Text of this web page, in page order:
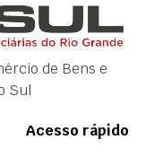
de Bens e
Sul
Acesso rápido